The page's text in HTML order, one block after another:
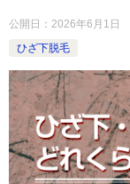
公開日： 2026年6月1日
ひざ下脱毛